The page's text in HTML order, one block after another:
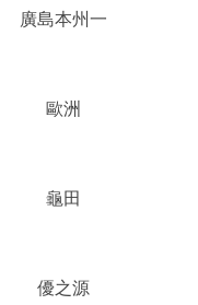
廣島本州一
歐洲
龜田
優之源